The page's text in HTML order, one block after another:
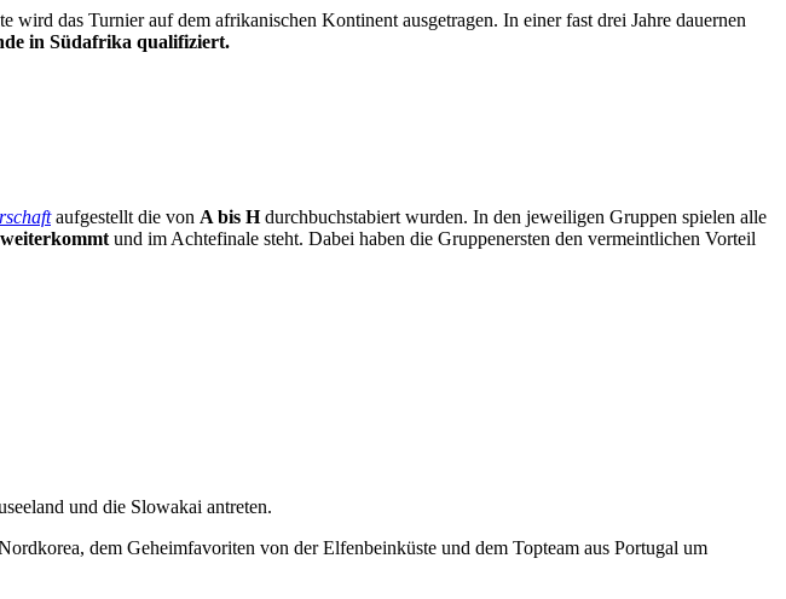
wird das Turnier auf dem afrikanischen Kontinent ausgetragen. In einer fast drei Jahre dauernen
in Südafrika qualifiziert.
aufgestellt die von A bis Hdurchbuchstabiert wurden. In den jeweiligen Gruppen spielen alle
und im Achtefinale steht. Dabei haben die Gruppenersten den vermeintlichen Vorteil
und die Slowakai antreten.
dem Geheimfavoriten von der Elfenbeinküste und dem Topteam aus Portugal um